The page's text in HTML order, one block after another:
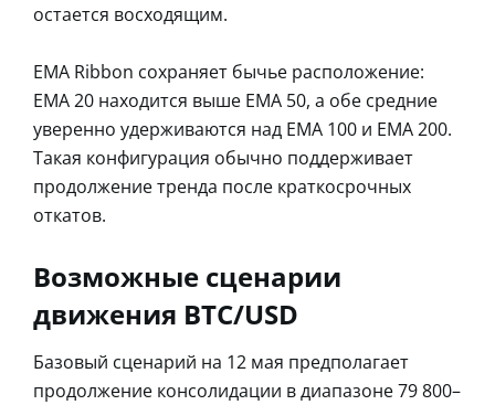
остается восходящим.
EMA Ribbon сохраняет бычье расположение:
EMA 20 находится выше EMA 50, а обе средние
уверенно удерживаются над EMA 100 и EMA 200.
Такая конфигурация обычно поддерживает
продолжение тренда после краткосрочных
откатов.
Возможные сценарии
движения BTC/USD
Базовый сценарий на 12 мая предполагает
продолжение консолидации в диапазоне 79 800–